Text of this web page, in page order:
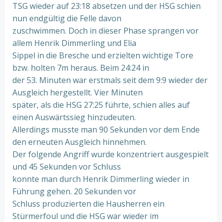
TSG wieder auf 23:18 absetzen und der HSG schien
nun endgültig die Felle davon
zuschwimmen. Doch in dieser Phase sprangen vor
allem Henrik Dimmerling und Elia
Sippel in die Bresche und erzielten wichtige Tore
bzw. holten 7m heraus. Beim 24:24 in
der 53. Minuten war erstmals seit dem 9:9 wieder der
Ausgleich hergestellt. Vier Minuten
später, als die HSG 27:25 führte, schien alles auf
einen Auswärtssieg hinzudeuten.
Allerdings musste man 90 Sekunden vor dem Ende
den erneuten Ausgleich hinnehmen.
Der folgende Angriff wurde konzentriert ausgespielt
und 45 Sekunden vor Schluss
konnte man durch Henrik Dimmerling wieder in
Führung gehen. 20 Sekunden vor
Schluss produzierten die Hausherren ein
Stürmerfoul und die HSG war wieder im